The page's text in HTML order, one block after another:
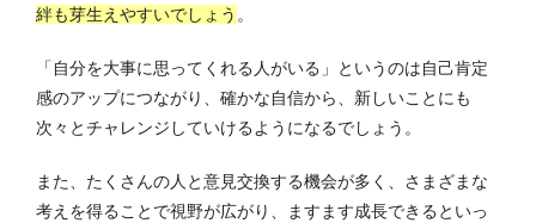
絆も芽生えやすいでしょう 。
「自分を大事に思ってくれる人がいる」というのは自己肯定
感のアップにつながり、確かな自信から、新しいことにも
次々とチャレンジしていけるようになるでしょう。
また、たくさんの人と意見交換する機会が多く、さまざまな
考えを得ることで視野が広がり、ますます成長できるといっ